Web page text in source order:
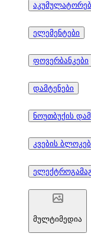
ელემენტები
ფოვერბანკები
დამტენები
ნოუთბუქის
კვების
მულტიმედია